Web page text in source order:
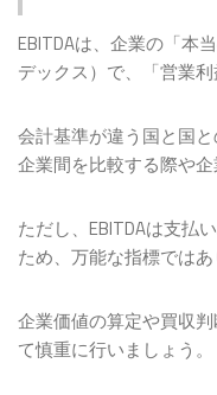
EBITDAは、企業の「本
デックス）で、「営業
会計基準が違う国と国
企業間を比較する際や企
ただし、EBITDAは支払
ため、万能な指標ではあ
企業価値の算定や買収
て慎重に行いましょう。